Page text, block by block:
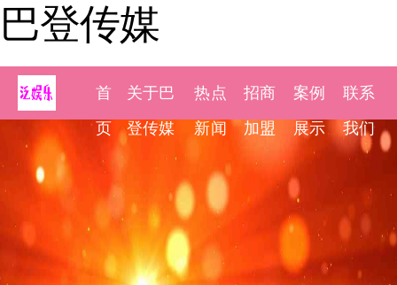
巴登传媒
首
页
关于巴
登传媒
热点
新闻
招商
加盟
案例
展示
联系
我们